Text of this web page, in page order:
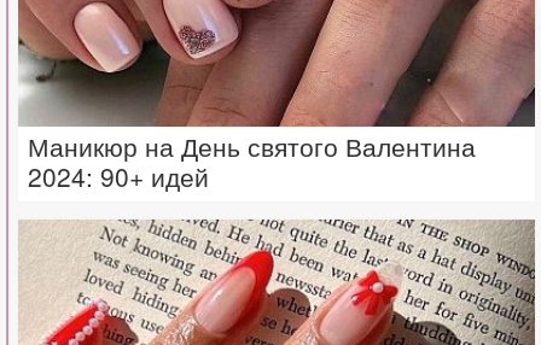
Маникюр на День святого Валентина
2024: 90+ идей